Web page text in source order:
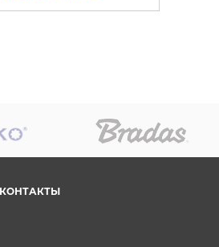
КОНТАКТЫ